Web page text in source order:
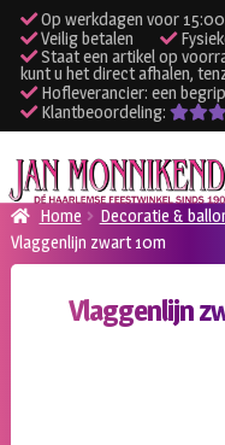
Op werkdagen voor
Veilig betalen
Staat een artikel op
kunt u het direct afhalen,
Hofleverancier: een
Klantbeoordeling:
Ga
door
naar
navigatie
Ga
naar
de
inhoudVerhuur kleding
Verhuur
Home Decoratie &
Vlaggenlijn zwart 10m
Vlaggenlijn